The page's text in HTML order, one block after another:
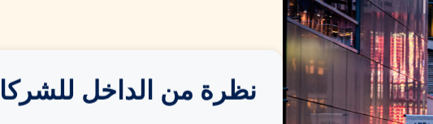
نظرة من الداخل